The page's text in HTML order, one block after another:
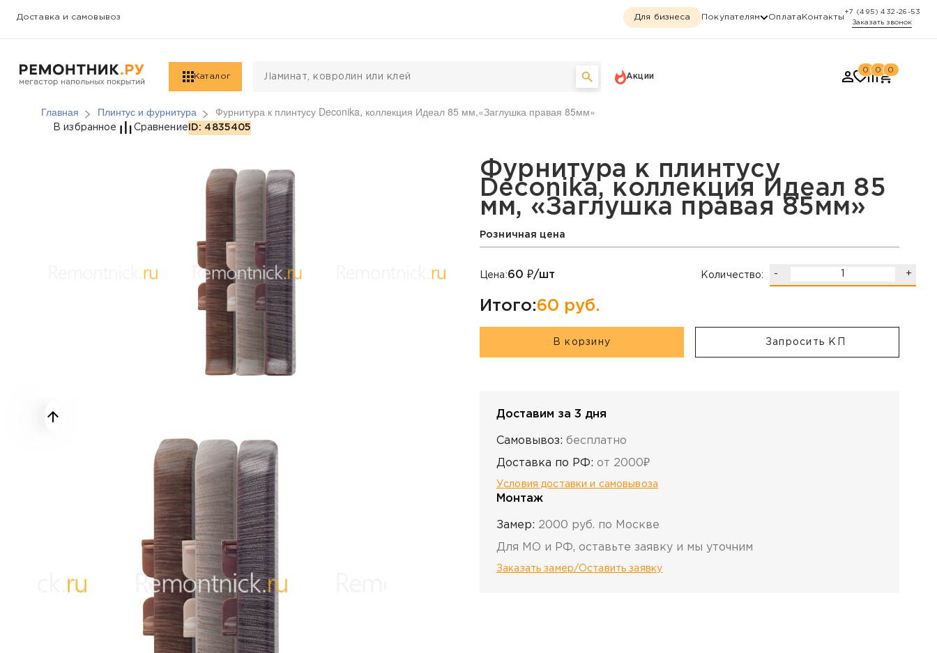
Доставка и самовывоз Для бизнеса Покупателям Оплата Контакты
+7 (495) 432-26-53
Заказать звонок
Каталог Акции
0 0 0
Главная Плинтус и фурнитура Фурнитура к плинтусу Deconika, коллекция Идеал 85 мм,«Заглушка правая 85мм»
Фурнитура к плинтусу Deconika, коллекция Идеал 85 мм, «Заглушка
В избранное Сравнение ID: 4835405
Фурнитура к плинтусу
Deconika, коллекция Идеал 85
мм, «Заглушка правая 85мм»
Розничная цена
Цена:60 ₽/шт Количество: - +
Итого:60 руб.
В корзину Запросить КП
Доставим за 3 дня
Самовывоз: бесплатно
Доставка по РФ: от 2000₽
Условия доставки и самовывоза
Монтаж
Замер: 2000 руб. по Москве
Для МО и РФ, оставьте заявку и мы уточним
Заказать замер/Оставить заявку